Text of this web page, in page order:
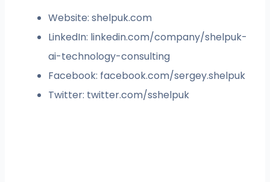
Website: shelpuk.com
LinkedIn: linkedin.com/company/shelpuk-
ai-technology-consulting
Facebook: facebook.com/sergey.shelpuk
Twitter: twitter.com/sshelpuk